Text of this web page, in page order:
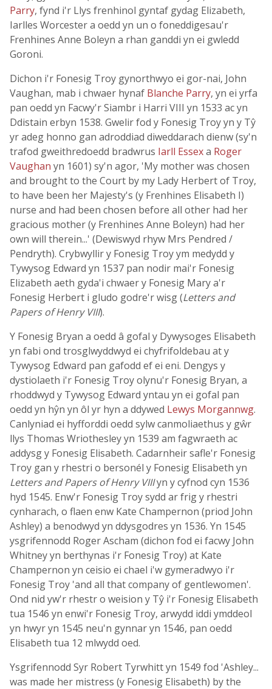
Parry, fynd i'r Llys frenhinol gyntaf gydag Elizabeth,
Iarlles Worcester a oedd yn un o foneddigesau'r
Frenhines Anne Boleyn a rhan ganddi yn ei gwledd
Goroni.
Dichon i'r Fonesig Troy gynorthwyo ei gor-nai, John
Vaughan, mab i chwaer hynaf Blanche Parry, yn ei yrfa
pan oedd yn Facwy'r Siambr i Harri VIII yn 1533 ac yn
Ddistain erbyn 1538. Gwelir fod y Fonesig Troy yn y Tŷ
yr adeg honno gan adroddiad diweddarach dienw (sy'n
trafod gweithredoedd bradwrus Iarll Essexa Roger
Vaughan yn 1601) sy'n agor, 'My mother was chosen
and brought to the Court by my Lady Herbert of Troy,
to have been her Majesty's (y Frenhines Elisabeth I)
nurse and had been chosen before all other had her
gracious mother (y Frenhines Anne Boleyn) had her
own will therein...' (Dewiswyd rhyw Mrs Pendred /
Pendryth). Crybwyllir y Fonesig Troy ym medydd y
Tywysog Edward yn 1537 pan nodir mai'r Fonesig
Elizabeth aeth gyda'i chwaer y Fonesig Mary a'r
Fonesig Herbert i gludo godre'r wisg (Letters and
Papers of Henry VIII).
Y Fonesig Bryan a oedd â gofal y Dywysoges Elisabeth
yn fabi ond trosglwyddwyd ei chyfrifoldebau at y
Tywysog Edward pan gafodd ef ei eni. Dengys y
dystiolaeth i'r Fonesig Troy olynu'r Fonesig Bryan, a
rhoddwyd y Tywysog Edward yntau yn ei gofal pan
oedd yn hŷn yn ôl yr hyn a ddywed Lewys Morgannwg.
Canlyniad ei hyfforddi oedd sylw canmoliaethus y gŵr
llys Thomas Wriothesley yn 1539 am fagwraeth ac
addysg y Fonesig Elisabeth. Cadarnheir safle'r Fonesig
Troy gan y rhestri o bersonél y Fonesig Elisabeth yn
Letters and Papers of Henry VIIIyn y cyfnod cyn 1536
hyd 1545. Enw'r Fonesig Troy sydd ar frig y rhestri
cynharach, o flaen enw Kate Champernon (priod John
Ashley) a benodwyd yn ddysgodres yn 1536. Yn 1545
ysgrifennodd Roger Ascham (dichon fod ei facwy John
Whitney yn berthynas i'r Fonesig Troy) at Kate
Champernon yn ceisio ei chael i'w gymeradwyo i'r
Fonesig Troy 'and all that company of gentlewomen'.
Ond nid yw'r rhestr o weision y Tŷ i'r Fonesig Elisabeth
tua 1546 yn enwi'r Fonesig Troy, arwydd iddi ymddeol
yn hwyr yn 1545 neu'n gynnar yn 1546, pan oedd
Elisabeth tua 12 mlwydd oed.
Ysgrifennodd Syr Robert Tyrwhitt yn 1549 fod 'Ashley...
was made her mistress (y Fonesig Elisabeth) by the